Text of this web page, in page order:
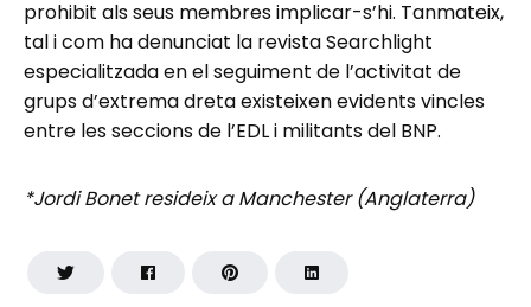
prohibit als seus membres implicar-s’hi. Tanmateix,
tal i com ha denunciat la revista Searchlight
especialitzada en el seguiment de l’activitat de
grups d’extrema dreta existeixen evidents vincles
entre les seccions de l’EDL i militants del BNP.
*Jordi Bonet resideix a Manchester (Anglaterra)